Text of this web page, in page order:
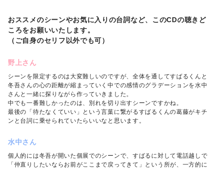
おススメのシーンやお気に入りの台詞など、このCDの聴きど
ころをお願いいたします。
（ご自身のセリフ以外でも可）
野上さん
シーンを限定するのは大変難しいのですが、全体を通してすばるくんと
冬吾さんの心の距離が縮まっていく中での感情のグラデーションを水中
さんと一緒に探りながら作っていきました。
中でも一番難しかったのは、別れを切り出すシーンですかね。
最後の「待たなくていい」という言葉に繋がるすばるくんの葛藤がキチ
ンと台詞に乗せられていたらいいなと思います。
水中さん
個人的には冬吾が開いた個展でのシーンで、すばるに対して電話越しで
「仲直りしたいならお前がここまで戻ってきて」という所が、一方的に